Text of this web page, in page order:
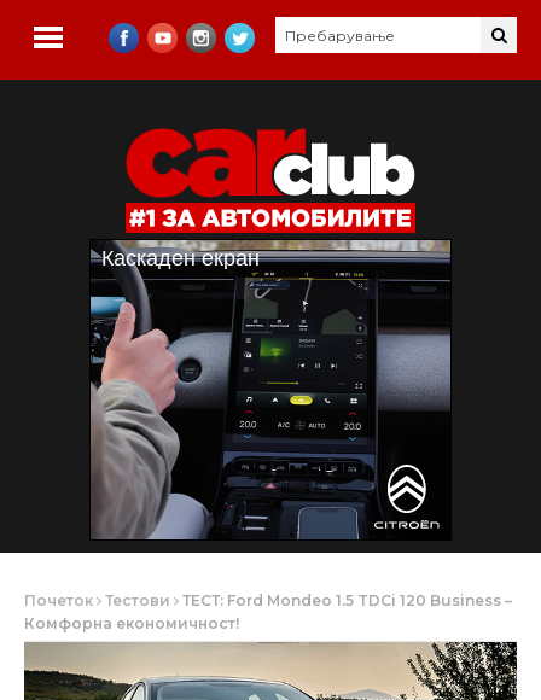
Почеток Тестови
ТЕСТ: Ford Mondeo 1.5 TDCi 120 Business –
Комфорна економичност!